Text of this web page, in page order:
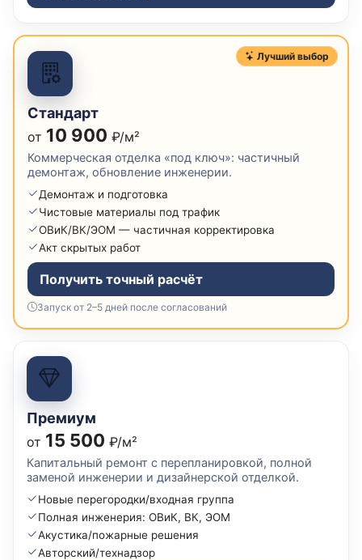
Лучший выбор
Стандарт
от 10 900 ₽/м²
Коммерческая отделка «под ключ»: частичный
демонтаж, обновление инженерии.
Демонтаж и подготовка
Чистовые материалы под трафик
ОВиК/ВК/ЭОМ — частичная корректировка
Акт скрытых работ
Получить точный расчёт
Запуск от 2–5 дней после согласований
Премиум
от 15 500 ₽/м²
Капитальный ремонт с перепланировкой, полной
заменой инженерии и дизайнерской отделкой.
Новые перегородки/входная группа
Полная инженерия: ОВиК, ВК, ЭОМ
Акустика/пожарные решения
Авторский/технадзор